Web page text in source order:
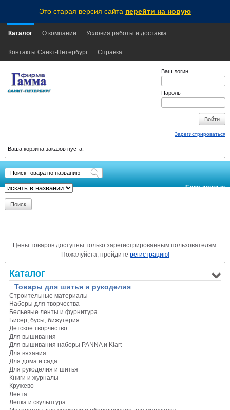
Это старая версия сайта перейти на новую
Каталог О компании Условия работы и доставка
Контакты Санкт-Петербург Справка
Ваш логин
Пароль
Зарегистрироваться
Ваша корзина заказов пуста.
База данных
Цены товаров доступны только зарегистрированным пользователям.
Пожалуйста, пройдите регистрацию!
Каталог
Товары для шитья и рукоделия
Строительные материалы
Наборы для творчества
Бельевые ленты и фурнитура
Бисер, бусы, бижутерия
Детское творчество
Для вышивания
Для вышивания наборы PANNA и Klart
Для вязания
Для дома и сада
Для рукоделия и шитья
Книги и журналы
Кружево
Лента
Лепка и скульптура